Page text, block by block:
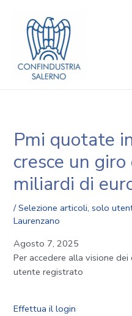
contenuto
Pmi quotate
cresce un
miliardi di
/Selezione articoli,solo
Laurenzano
Agosto 7, 2025
Per accedere alla visione
utente registrato
Effettua il login
articoli